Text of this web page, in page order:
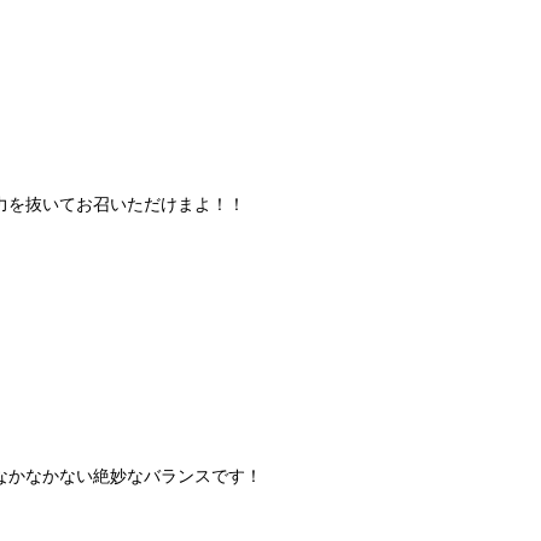
抜いてお召いただけまよ！！
なかない絶妙なバランスです！